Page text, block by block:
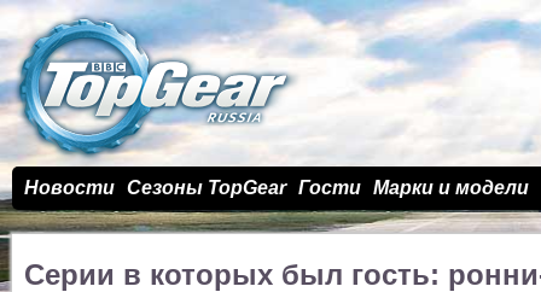
Новости Сезоны TopGear Гости Марки и модели
Серии в которых был гость: